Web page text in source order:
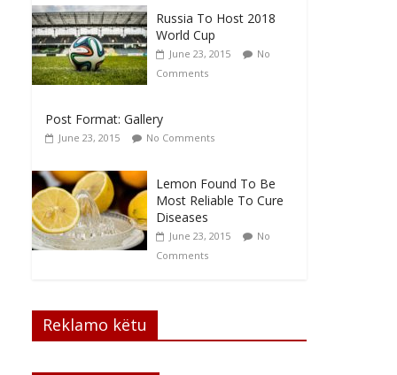
Russia To Host 2018
World Cup
June 23, 2015
No
Comments
Post Format: Gallery
June 23, 2015 No Comments
Lemon Found To Be
Most Reliable To Cure
Diseases
June 23, 2015
No
Comments
Reklamo këtu